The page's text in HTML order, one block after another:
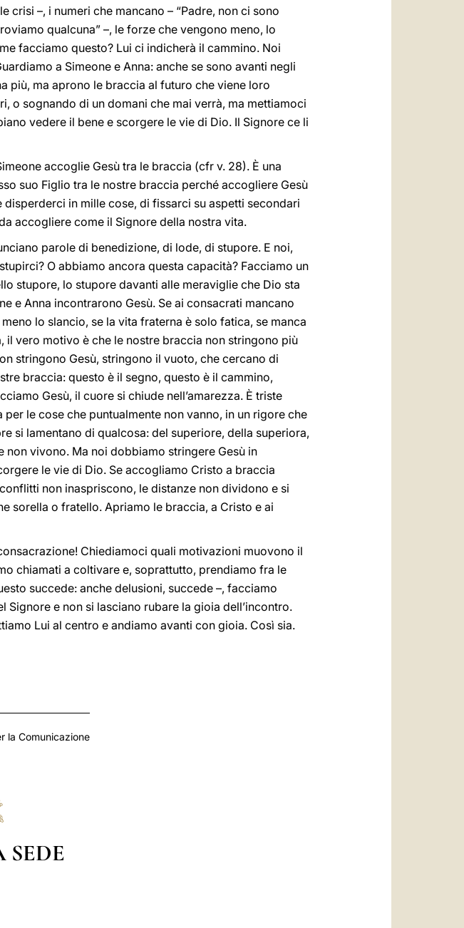
–, i numeri che mancano – “Padre, non ci sono
qualcuna” –, le forze che vengono meno, lo
facciamo questo? Lui ci indicherà il cammino. Noi
a Simeone e Anna: anche se sono avanti negli
più, ma aprono le braccia al futuro che viene loro
o sognando di un domani che mai verrà, ma mettiamoci
vedere il bene e scorgere le vie di Dio. Il Signore ce li
accoglie Gesù tra le braccia (cfr v. 28). È una
suo Figlio tra le nostre braccia perché accogliere Gesù
in mille cose, di fissarci su aspetti secondari
accogliere come il Signore della nostra vita.
parole di benedizione, di lode, di stupore. E noi,
O abbiamo ancora questa capacità? Facciamo un
stupore, lo stupore davanti alle meraviglie che Dio sta
e Anna incontrarono Gesù. Se ai consacrati mancano
lo slancio, se la vita fraterna è solo fatica, se manca
vero motivo è che le nostre braccia non stringono più
stringono Gesù, stringono il vuoto, che cercano di
braccia: questo è il segno, questo è il cammino,
Gesù, il cuore si chiude nell’amarezza. È triste
le cose che puntualmente non vanno, in un rigore che
si lamentano di qualcosa: del superiore, della superiora,
vivono. Ma noi dobbiamo stringere Gesù in
le vie di Dio. Se accogliamo Cristo a braccia
non inaspriscono, le distanze non dividono e si
sorella o fratello. Apriamo le braccia, a Cristo e ai
Chiediamoci quali motivazioni muovono il
chiamati a coltivare e, soprattutto, prendiamo fra le
succede: anche delusioni, succede –, facciamo
e non si lasciano rubare la gioia dell’incontro.
Lui al centro e andiamo avanti con gioia. Così sia.
la Comunicazione
SEDE